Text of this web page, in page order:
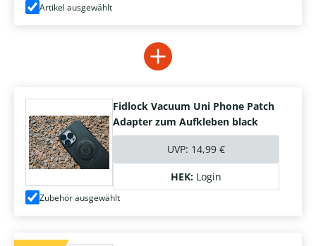
Artikel ausgewählt
Fidlock Vacuum Uni Phone Patch
Adapter zum Aufkleben black
UVP: 14,99 €
HEK: Login
Zubehör ausgewählt